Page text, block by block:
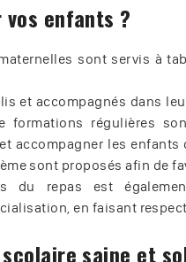
enfants ?
sont servis à
et accompagnés dans
formations régulières
accompagner les
sont proposés afin de
du repas est
en faisant
saine et